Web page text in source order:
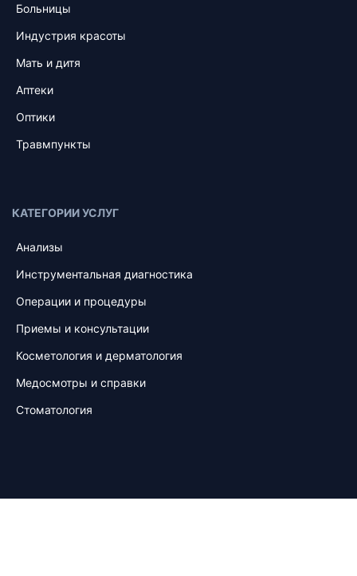
Больницы
Индустрия красоты
Мать и дитя
Аптеки
Оптики
Травмпункты
КАТЕГОРИИ УСЛУГ
Анализы
Инструментальная диагностика
Операции и процедуры
Приемы и консультации
Косметология и дерматология
Медосмотры и справки
Стоматология